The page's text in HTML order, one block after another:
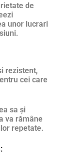
de
unor lucrari
rezistent,
cei care
sa și
va rămâne
repetate.